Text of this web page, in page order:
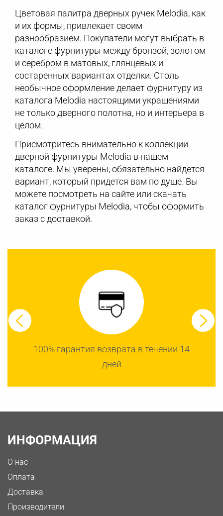
Цветовая палитра дверных ручек Melodia, как
и их формы, привлекает своим
разнообразием. Покупатели могут выбрать в
каталоге фурнитуры между бронзой, золотом
и серебром в матовых, глянцевых и
состаренных вариантах отделки. Столь
необычное оформление делает фурнитуру из
каталога Melodia настоящими украшениями
не только дверного полотна, но и интерьера в
целом.
Присмотритесь внимательно к коллекции
дверной фурнитуры Melodia в нашем
каталоге. Мы уверены, обязательно найдется
вариант, который придется вам по душе. Вы
можете посмотреть на сайте или скачать
каталог фурнитуры Melodia, чтобы оформить
заказ с доставкой.
100% гарантия возврата в течении 14
дней
ИНФОРМАЦИЯ
О нас
Оплата
Доставка
Производители